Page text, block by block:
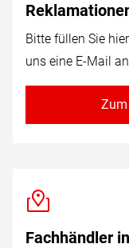
Bitte füllen Sie
uns eine E-Mail an
Fachhändler